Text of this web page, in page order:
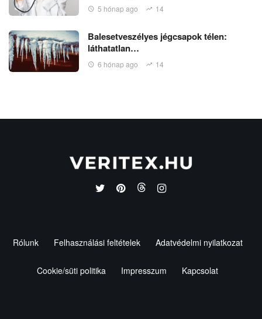
5 hónap ago 14
Balesetveszélyes jégcsapok télen:
láthatatlan…
6 hónap ago 14
Rólunk Felhasználási feltételek Adatvédelmi nyilatkozat
Cookie/süti politika Impresszum Kapcsolat